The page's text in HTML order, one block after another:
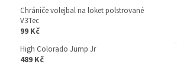
Chrániče volejbal na loket polstrované
V3Tec
99 Kč
High Colorado Jump Jr
489 Kč